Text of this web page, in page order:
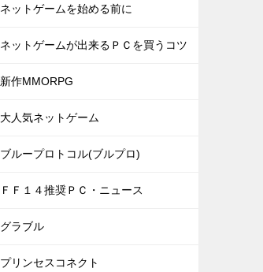
ネットゲームを始める前に
ネットゲームが出来るＰＣを買うコツ
新作MMORPG
大人気ネットゲーム
ブループロトコル(ブルプロ)
ＦＦ１４推奨ＰＣ・ニュース
グラブル
プリンセスコネクト